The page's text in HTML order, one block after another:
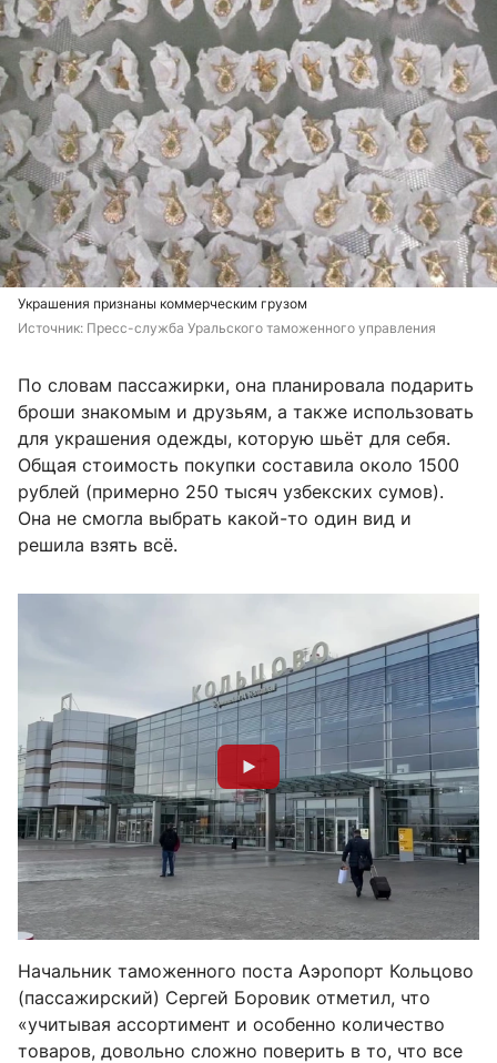
Украшения признаны коммерческим грузом
Источник: Пресс-служба Уральского таможенного управления
По словам пассажирки, она планировала подарить
броши знакомым и друзьям, а также использовать
для украшения одежды, которую шьёт для себя.
Общая стоимость покупки составила около 1500
рублей (примерно 250 тысяч узбекских сумов).
Она не смогла выбрать какой-то один вид и
решила взять всё.
Начальник таможенного поста Аэропорт Кольцово
(пассажирский) Сергей Боровик отметил, что
«учитывая ассортимент и особенно количество
товаров, довольно сложно поверить в то, что все